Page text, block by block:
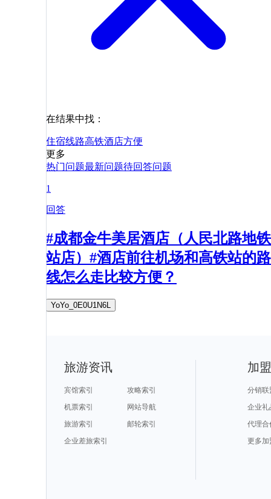
在结果中找：
住宿线路高铁酒店方便
更多
热门问题最新问题待回答问题
1
回答
#成都金牛美居酒店（人民北路地铁
站店）#酒店前往机场和高铁站的路
线怎么走比较方便？
YoYo_0E0U1N6L
旅游资讯
宾馆索引
攻略索引
机票索引
网站导航
旅游索引
邮轮索引
企业差旅索引
加
分销联
企业礼
代理合
更多加